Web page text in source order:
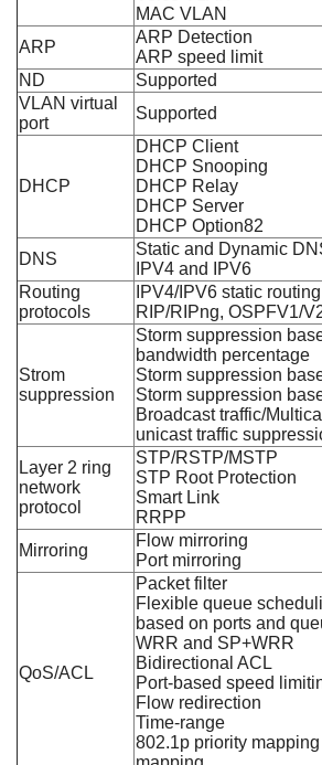
MAC VLAN
ARP
ARP Detection
ARP speed limit
ND
Supported
VLAN virtual
port
Supported
DHCP
DHCP Client
DHCP Snooping
DHCP Relay
DHCP Server
DHCP Option82
DNS
Static and Dynamic
IPV4 and IPV6
Routing
protocols
IPV4/IPV6 static routing
RIP/RIPng, OSPFV1/
Strom
suppression
Storm suppression
bandwidth percentage
Storm suppression
Storm suppression
Broadcast traffic/
unicast traffic
Layer 2 ring
network
protocol
STP/RSTP/MSTP
STP Root Protection
Smart Link
RRPP
Mirroring
Flow mirroring
Port mirroring
QoS/ACL
Packet filter
Flexible queue
based on ports and
WRR and SP+WRR
Bidirectional ACL
Port-based speed
Flow redirection
Time-range
802.1p priority